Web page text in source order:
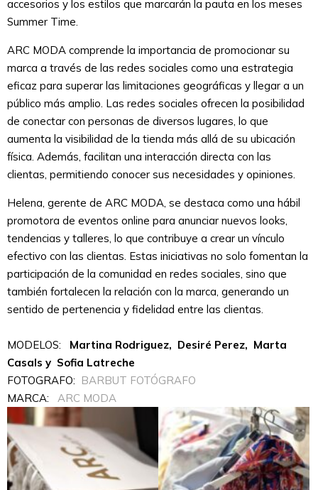
accesorios y los estilos que marcarán la pauta en los meses
Summer Time.
ARC MODA comprende la importancia de promocionar su
marca a través de las redes sociales como una estrategia
eficaz para superar las limitaciones geográficas y llegar a un
público más amplio. Las redes sociales ofrecen la posibilidad
de conectar con personas de diversos lugares, lo que
aumenta la visibilidad de la tienda más allá de su ubicación
física. Además, facilitan una interacción directa con las
clientas, permitiendo conocer sus necesidades y opiniones.
Helena, gerente de ARC MODA, se destaca como una hábil
promotora de eventos online para anunciar nuevos looks,
tendencias y talleres, lo que contribuye a crear un vínculo
efectivo con las clientas. Estas iniciativas no solo fomentan la
participación de la comunidad en redes sociales, sino que
también fortalecen la relación con la marca, generando un
sentido de pertenencia y fidelidad entre las clientas.
MODELOS: Martina Rodriguez, Desiré Perez, Marta
Casals y Sofia Latreche
FOTOGRAFO: BARBUT FOTÓGRAFO
MARCA: ARC MODA